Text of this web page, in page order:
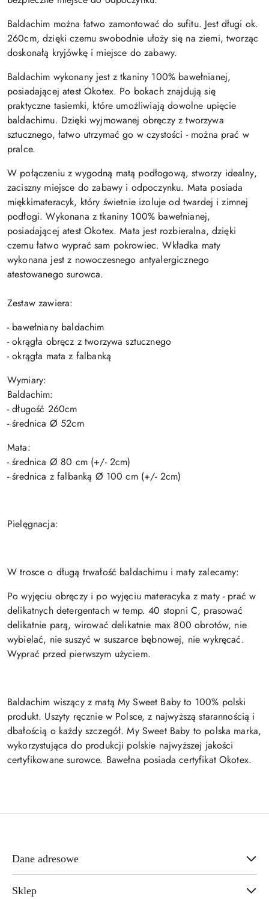
Baldachim można łatwo zamontować do sufitu. Jest długi ok.
260cm, dzięki czemu swobodnie ułoży się na ziemi, tworząc
doskonałą kryjówkę i miejsce do zabawy.
Baldachim wykonany jest z tkaniny 100% bawełnianej,
posiadającej atest Okotex. Po bokach znajdują się
praktyczne tasiemki, które umożliwiają dowolne upięcie
baldachimu. Dzięki wyjmowanej obręczy z tworzywa
sztucznego, łatwo utrzymać go w czystości - można prać w
pralce.
W połączeniu z wygodną matą podłogową, stworzy idealny,
zaciszny miejsce do zabawy i odpoczynku. Mata posiada
miękkimateracyk, który świetnie izoluje od twardej i zimnej
podłogi. Wykonana z tkaniny 100% bawełnianej,
posiadającej atest Okotex. Mata jest rozbieralna, dzięki
czemu łatwo wyprać sam pokrowiec. Wkładka maty
wykonana jest z nowoczesnego antyalergicznego
atestowanego surowca.
Zestaw zawiera:
- bawełniany baldachim
- okrągła obręcz z tworzywa sztucznego
- okrągła mata z falbanką
Wymiary:
Baldachim:
- długość 260cm
- średnica Ø 52cm
Mata:
- średnica Ø 80 cm (+/- 2cm)
- średnica z falbanką Ø 100 cm (+/- 2cm)
Pielęgnacja:
W trosce o długą trwałość baldachimu i maty zalecamy:
Po wyjęciu obręczy i po wyjęciu materacyka z maty - prać w
delikatnych detergentach w temp. 40 stopni C, prasować
delikatnie parą, wirować delikatnie max 800 obrotów, nie
wybielać, nie suszyć w suszarce bębnowej, nie wykręcać.
Wyprać przed pierwszym użyciem.
Baldachim wiszący z matą My Sweet Baby to 100% polski
produkt. Uszyty ręcznie w Polsce, z najwyższą starannością i
dbałością o każdy szczegół. My Sweet Baby to polska marka,
wykorzystująca do produkcji polskie najwyższej jakości
certyfikowane surowce. Bawełna posiada certyfikat Okotex.
Dane adresowe
Sklep